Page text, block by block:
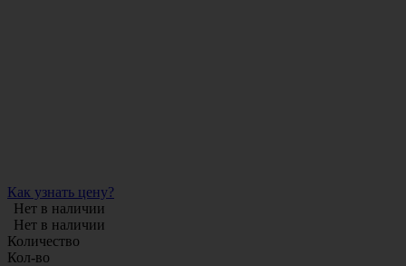
Как узнать цену?
Нет в наличии
Нет в наличии
Количество
Кол-во